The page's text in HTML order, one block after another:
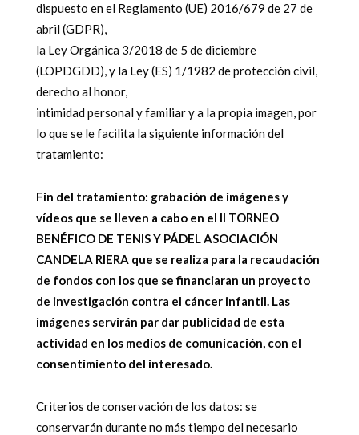
dispuesto en el Reglamento (UE) 2016/679 de 27 de
abril (GDPR),
la Ley Orgánica 3/2018 de 5 de diciembre
(LOPDGDD), y la Ley (ES) 1/1982 de protección civil,
derecho al honor,
intimidad personal y familiar y a la propia imagen, por
lo que se le facilita la siguiente información del
tratamiento:
Fin del tratamiento: grabación de imágenes y
vídeos que se lleven a cabo en el II TORNEO
BENÉFICO DE TENIS Y PÁDEL ASOCIACIÓN
CANDELA RIERA que se realiza para la recaudación
de fondos con los que se financiaran un proyecto
de investigación contra el cáncer infantil. Las
imágenes servirán par dar publicidad de esta
actividad en los medios de comunicación, con el
consentimiento del interesado.
Criterios de conservación de los datos: se
conservarán durante no más tiempo del necesario